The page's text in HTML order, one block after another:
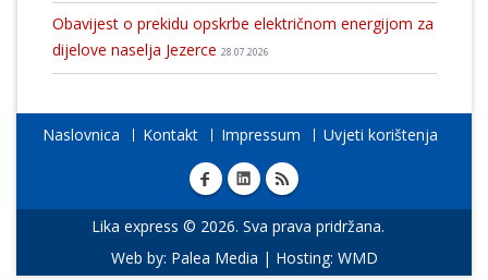
Obavijest o prekidu opskrbe električnom energijom za
dijelove naselja Jezerce 28.07.2026
Naslovnica Kontakt Impressum Uvjeti korištenja
Lika express © 2026. Sva prava pridržana.
Web by: Palea Media | Hosting: WMD